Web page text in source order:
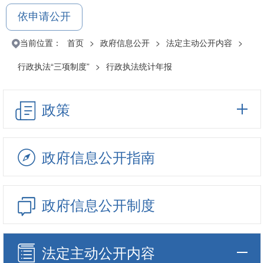
依申请公开
当前位置： 首页 > 政府信息公开 > 法定主动公开内容 >
行政执法“三项制度” > 行政执法统计年报
政策
政府信息公开指南
政府信息公开制度
法定主动公开内容